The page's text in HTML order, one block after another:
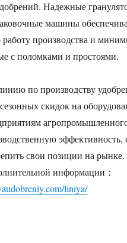
Надежные
машины
производства и
с поломками и простоями.
по производству
скидок на
эффективность,
свои позиции на
информации：
liniya/